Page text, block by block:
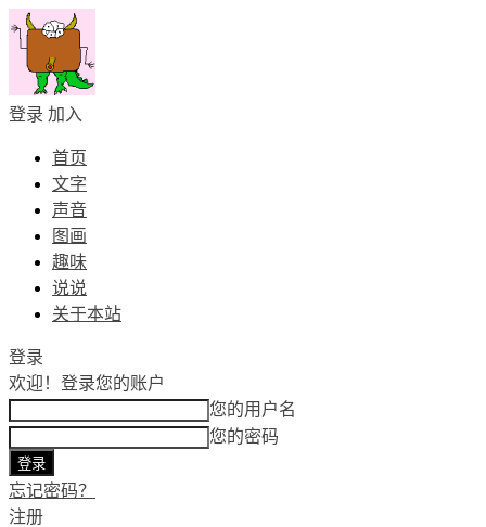
登录 加入
首页
文字
声音
图画
趣味
说说
关于本站
登录
欢迎！ 登录您的账户
您的用户名
您的密码
忘记密码？
注册